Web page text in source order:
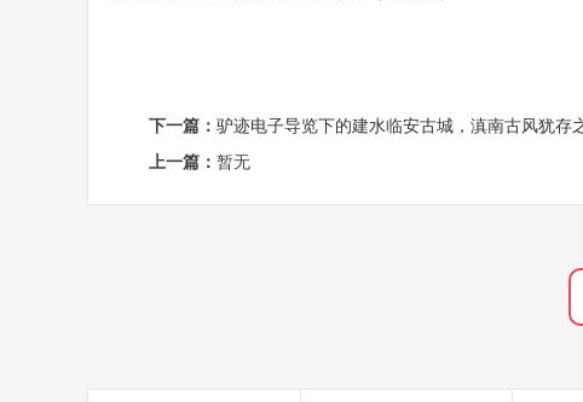
下一篇： 驴迹电子导览下的建水临安古城，滇南古风犹存
上一篇： 暂无